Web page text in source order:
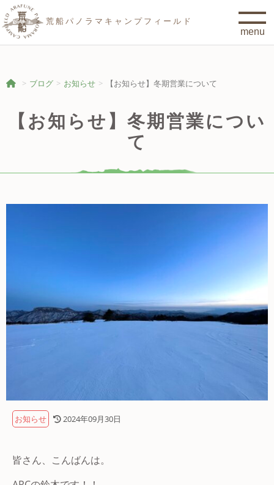
荒船パノラマキャンプフィールド
ブログ お知らせ 【お知らせ】冬期営業について
【お知らせ】冬期営業につい
て
お知らせ 2024年09月30日
皆さん、こんばんは。